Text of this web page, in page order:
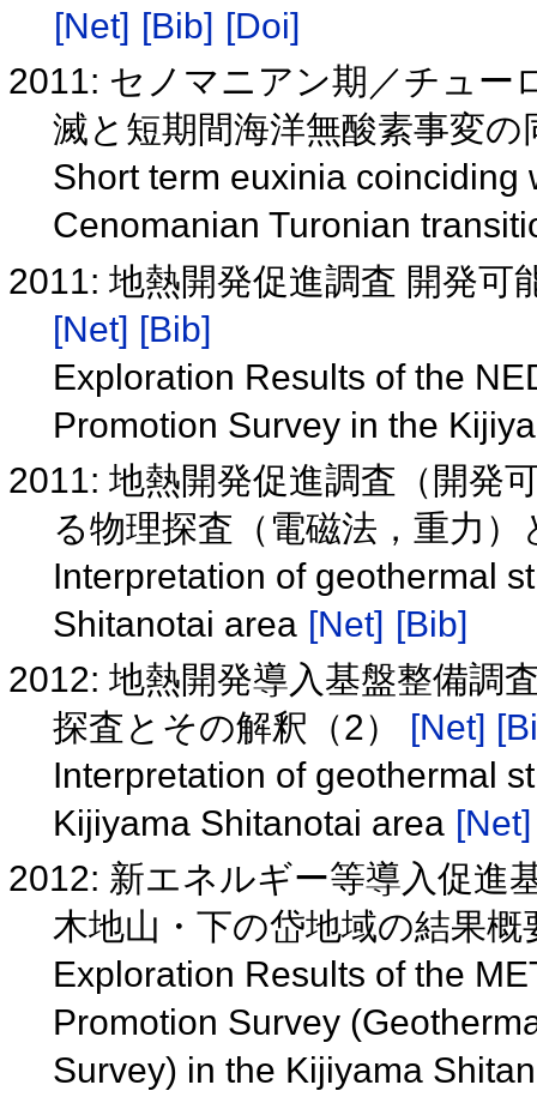
[Net] [Bib] [Doi]
2011: セノマニアン期／チュー
滅と短期間海洋無酸素事変
Short term euxinia
Cenomanian Turonian
2011: 地熱開発促進調査 開発可
[Net] [Bib]
Exploration Results of the
Promotion Survey in the
2011: 地熱開発促進調査（開発
る物理探査（電磁法，重力
Interpretation of geothermal
Shitanotai area [Net] [Bib]
2012: 地熱開発導入基盤整備調
探査とその解釈（2） [Net]
Interpretation of geothermal
Kijiyama Shitanotai area [Net]
2012: 新エネルギー等導入促進
木地山・下の岱地域の結果
Exploration Results of the
Promotion Survey
Survey) in the Kijiyama